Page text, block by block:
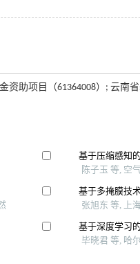
助项目（61364008）; 云南